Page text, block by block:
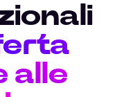
alle